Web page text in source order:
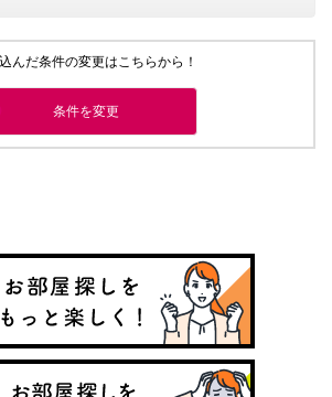
んだ条件の変更はこちらから！
条件を変更